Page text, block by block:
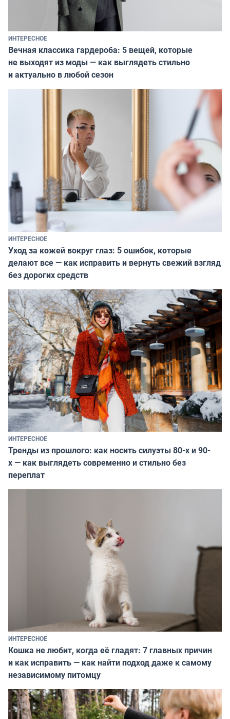
ИНТЕРЕСНОЕ
Вечная классика гардероба: 5 вещей, которые
не выходят из моды — как выглядеть стильно
и актуально в любой сезон
ИНТЕРЕСНОЕ
Уход за кожей вокруг глаз: 5 ошибок, которые
делают все — как исправить и вернуть свежий взгляд
без дорогих средств
ИНТЕРЕСНОЕ
Тренды из прошлого: как носить силуэты 80-х и 90-
х — как выглядеть современно и стильно без
переплат
ИНТЕРЕСНОЕ
Кошка не любит, когда её гладят: 7 главных причин
и как исправить — как найти подход даже к самому
независимому питомцу